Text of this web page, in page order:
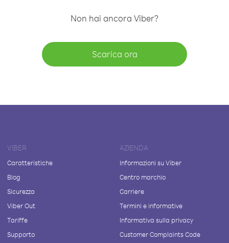
Non hai ancora Viber?
Scarica ora
VIBER
Caratteristiche
Blog
Sicurezza
Viber Out
Tariffe
Supporto
AZIENDA
Informazioni su Viber
Centro marchio
Carriere
Termini e informative
Informativa sulla privacy
Customer Complaints Code